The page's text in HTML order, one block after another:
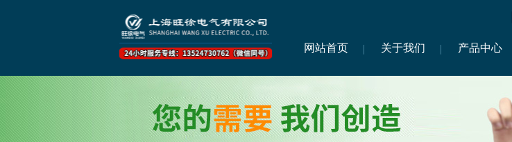
网站首页 关于我们 产品中心